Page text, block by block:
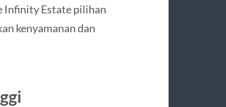
Infinity Estate pilihan
kenyamanan dan